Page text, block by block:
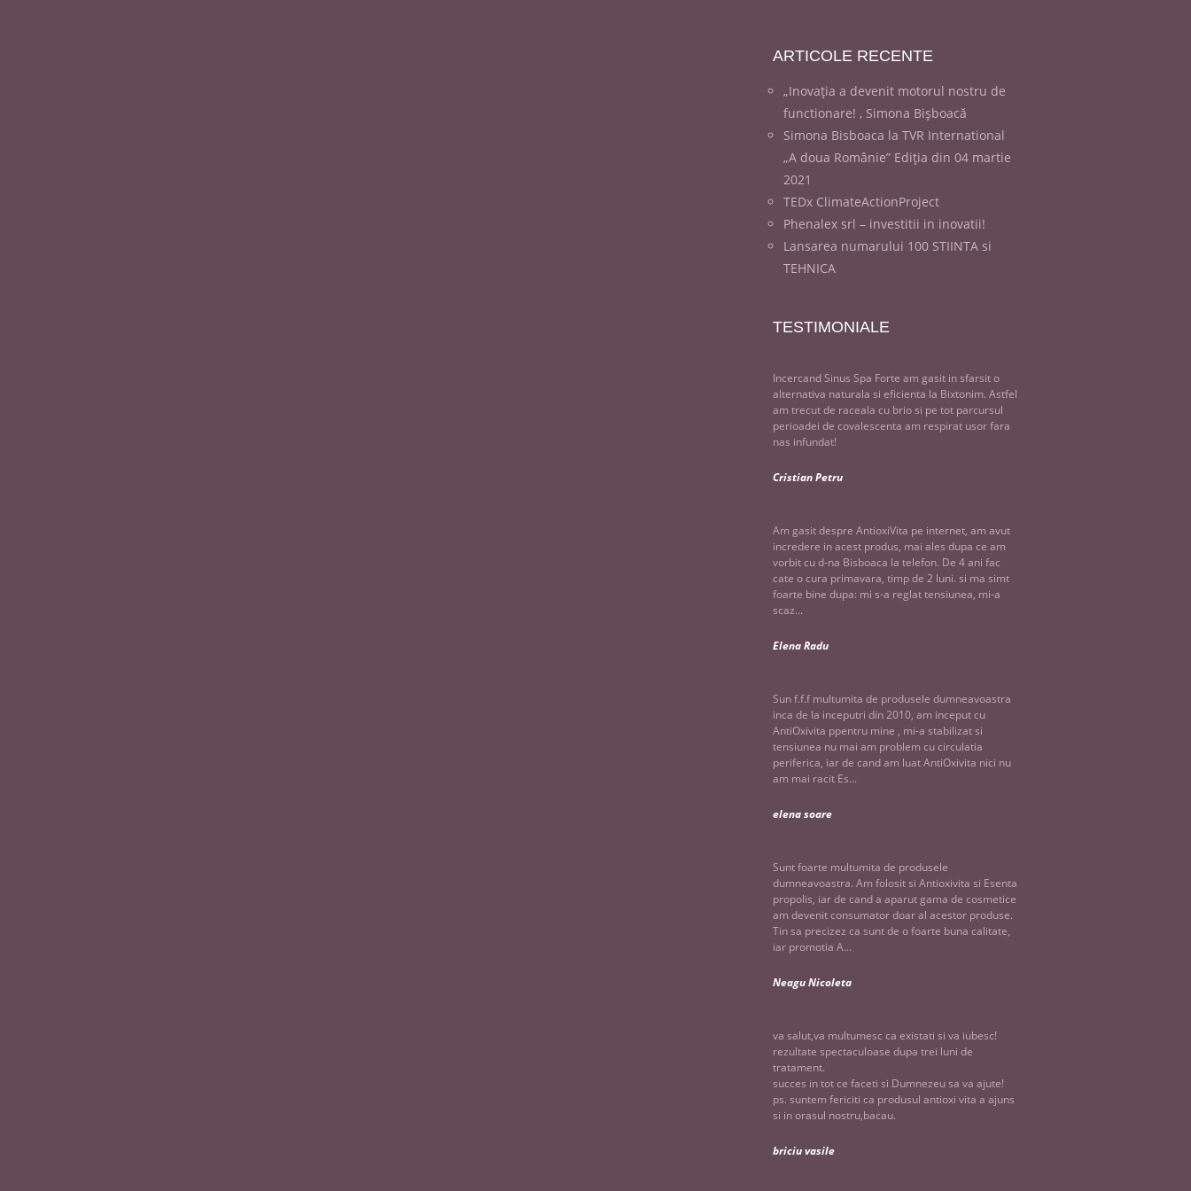
ARTICOLE RECENTE
„Inovația a devenit motorul nostru de
functionare! , Simona Bișboacă
Simona Bisboaca la TVR International
„A doua Românie” Ediția din 04 martie
2021
TEDx ClimateActionProject
Phenalex srl – investitii in inovatii!
Lansarea numarului 100 STIINTA si
TEHNICA
TESTIMONIALE
Incercand Sinus Spa Forte am gasit in sfarsit o
alternativa naturala si eficienta la Bixtonim. Astfel
am trecut de raceala cu brio si pe tot parcursul
perioadei de covalescenta am respirat usor fara
nas infundat!
Cristian Petru
Am gasit despre AntioxiVita pe internet, am avut
incredere in acest produs, mai ales dupa ce am
vorbit cu d-na Bisboaca la telefon. De 4 ani fac
cate o cura primavara, timp de 2 luni. si ma simt
foarte bine dupa: mi s-a reglat tensiunea, mi-a
scaz...
Elena Radu
Sun f.f.f multumita de produsele dumneavoastra
inca de la inceputri din 2010, am inceput cu
AntiOxivita ppentru mine , mi-a stabilizat si
tensiunea nu mai am problem cu circulatia
periferica, iar de cand am luat AntiOxivita nici nu
am mai racit Es...
elena soare
Sunt foarte multumita de produsele
dumneavoastra. Am folosit si Antioxivita si Esenta
propolis, iar de cand a aparut gama de cosmetice
am devenit consumator doar al acestor produse.
Tin sa precizez ca sunt de o foarte buna calitate,
iar promotia A...
Neagu Nicoleta
va salut,va multumesc ca existati si va iubesc!
rezultate spectaculoase dupa trei luni de
tratament.
succes in tot ce faceti si Dumnezeu sa va ajute!
ps. suntem fericiti ca produsul antioxi vita a ajuns
si in orasul nostru,bacau.
briciu vasile